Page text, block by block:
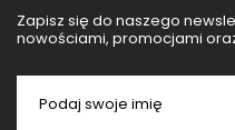
Zapisz się do naszego
nowościami, promocjami
Podaj swoje imię